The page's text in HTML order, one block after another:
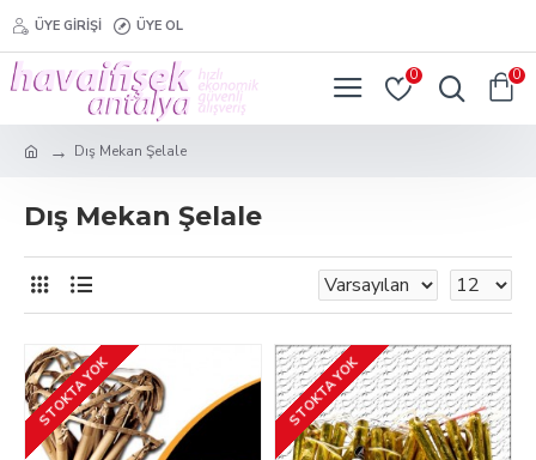
ÜYE GIRIŞI ÜYE OL
0 0
Dış Mekan Şelale
Dış Mekan Şelale
STOKTA YOK STOKTA YOK